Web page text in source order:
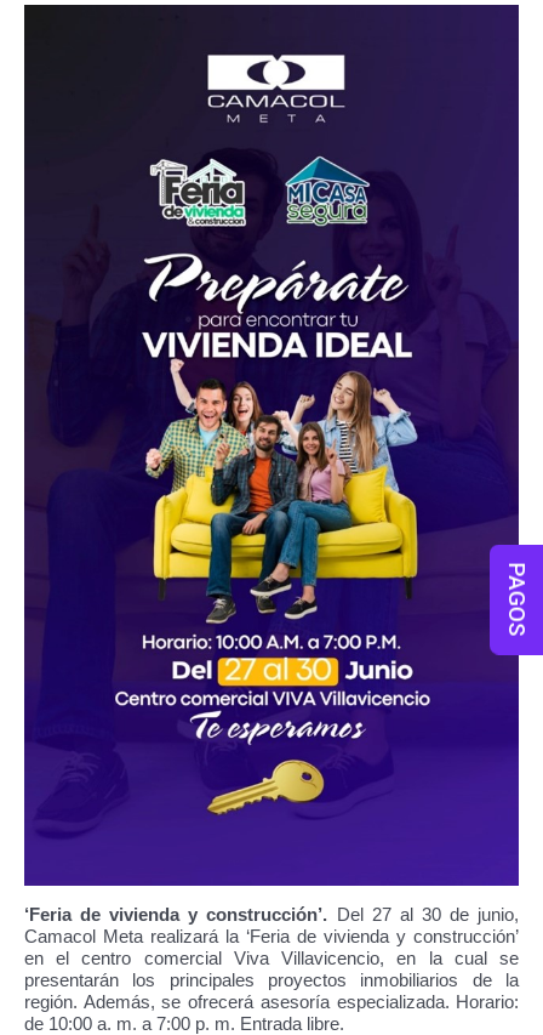
‘Feria de vivienda y construcción’. Del 27 al 30 de junio,
Camacol Meta realizará la ‘Feria de vivienda y construcción’
en el centro comercial Viva Villavicencio, en la cual se
presentarán los principales proyectos inmobiliarios de la
región. Además, se ofrecerá asesoría especializada. Horario:
de 10:00 a. m. a 7:00 p. m. Entrada libre.
PAGOS